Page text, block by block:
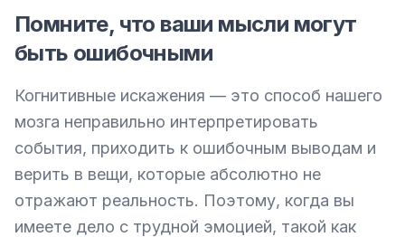
Помните, что ваши мысли могут
быть ошибочными
Когнитивные искажения — это способ нашего
мозга неправильно интерпретировать
события, приходить к ошибочным выводам и
верить в вещи, которые абсолютно не
отражают реальность. Поэтому, когда вы
имеете дело с трудной эмоцией, такой как